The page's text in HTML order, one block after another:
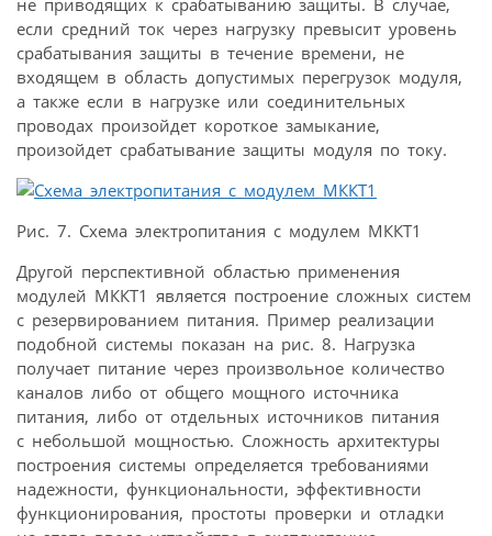
если средний ток через нагрузку превысит уровень
срабатывания защиты в течение времени, не
входящем в область допустимых перегрузок модуля,
а также если в нагрузке или соединительных
проводах произойдет короткое замыкание,
произойдет срабатывание защиты модуля по току.
Рис. 7. Схема электропитания с модулем МККТ1
Другой перспективной областью применения
модулей МККТ1 является построение сложных систем
с резервированием питания. Пример реализации
подобной системы показан на рис. 8. Нагрузка
получает питание через произвольное количество
каналов либо от общего мощного источника
питания, либо от отдельных источников питания
с небольшой мощностью. Сложность архитектуры
построения системы определяется требованиями
надежности, функциональности, эффективности
функционирования, простоты проверки и отладки